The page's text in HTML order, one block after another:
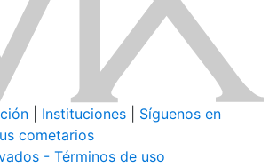
Instituciones
Síguenos en
cometarios
- Términos de uso